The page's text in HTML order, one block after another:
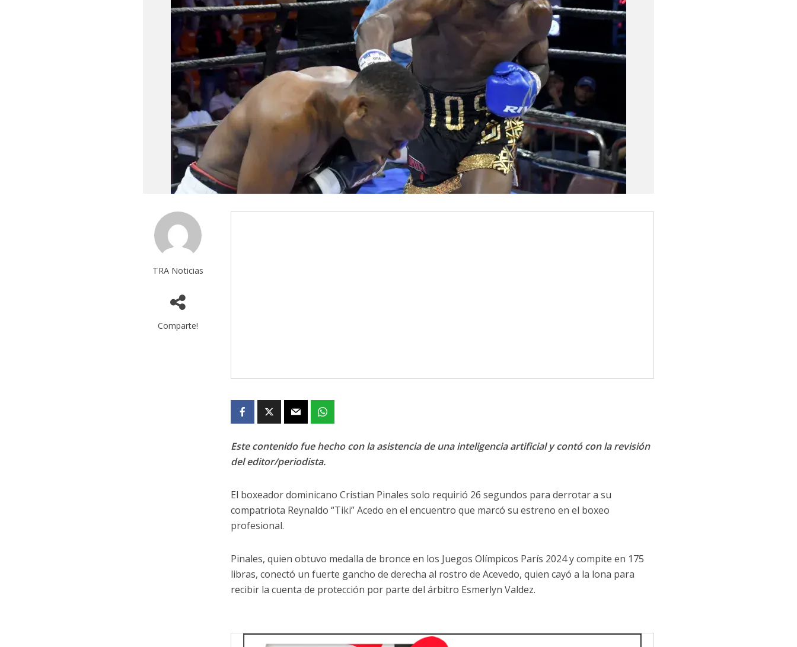
TRA Noticias
Comparte!
Este contenido fue hecho con la asistencia de una inteligencia artificial y contó con la revisión
del editor/periodista.
El boxeador dominicano Cristian Pinales solo requirió 26 segundos para derrotar a su
compatriota Reynaldo “Tiki” Acedo en el encuentro que marcó su estreno en el boxeo
profesional.
Pinales, quien obtuvo medalla de bronce en los Juegos Olímpicos París 2024 y compite en 175
libras, conectó un fuerte gancho de derecha al rostro de Acevedo, quien cayó a la lona para
recibir la cuenta de protección por parte del árbitro Esmerlyn Valdez.